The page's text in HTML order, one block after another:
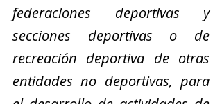
federaciones deportivas y
secciones deportivas o de
recreación deportiva de otras
entidades no deportivas, para